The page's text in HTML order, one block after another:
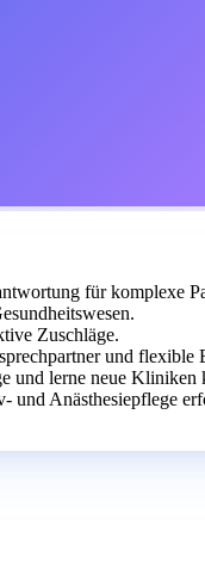
für komplexe
Zuschläge.
und flexible
und lerne neue Kliniken
und Anästhesiepflege